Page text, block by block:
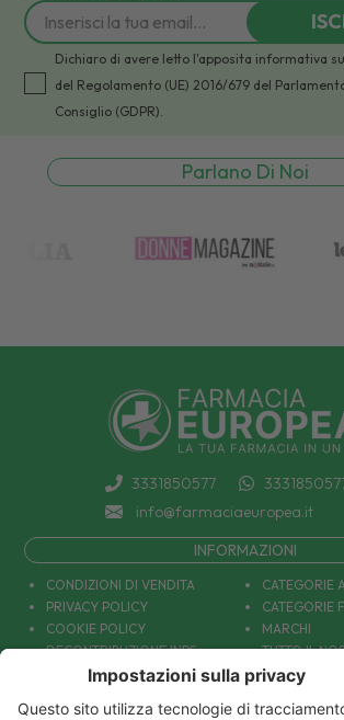
Dichiaro di avere letto l'apposita informativa
del Regolamento (UE) 2016/679 del
Consiglio (GDPR).
Parlano Di Noi
3331850577
info@farmaciaeuropea.it
INFORMAZIONI
CONDIZIONI DI VENDITA
PRIVACY POLICY
COOKIE POLICY
DECONTRIBUZIONE INPS
SPEDIZIONI
COUPON E OFFERTE
CATEGORIE
CATEGORIE
MARCHI
TUTTO IL
IL NOSTRO